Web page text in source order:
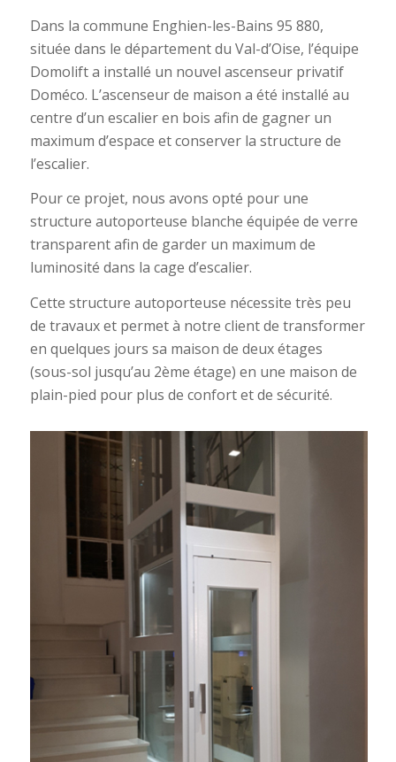
Dans la commune Enghien-les-Bains 95 880,
située dans le département du Val-d’Oise, l’équipe
Domolift a installé un nouvel ascenseur privatif
Doméco. L’ascenseur de maison a été installé au
centre d’un escalier en bois afin de gagner un
maximum d’espace et conserver la structure de
l’escalier.
Pour ce projet, nous avons opté pour une
structure autoporteuse blanche équipée de verre
transparent afin de garder un maximum de
luminosité dans la cage d’escalier.
Cette structure autoporteuse nécessite très peu
de travaux et permet à notre client de transformer
en quelques jours sa maison de deux étages
(sous-sol jusqu’au 2ème étage) en une maison de
plain-pied pour plus de confort et de sécurité.